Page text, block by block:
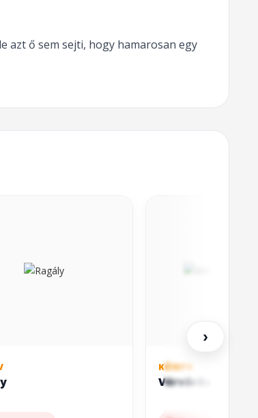
azt ő sem sejti, hogy hamarosan egy
KÖNYV
Vérvörös végzet
›